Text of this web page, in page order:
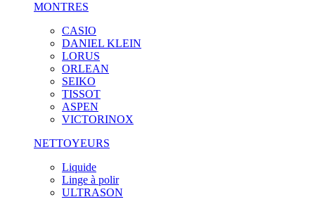
MONTRES
CASIO
DANIEL KLEIN
LORUS
ORLEAN
SEIKO
TISSOT
ASPEN
VICTORINOX
NETTOYEURS
Liquide
Linge à polir
ULTRASON